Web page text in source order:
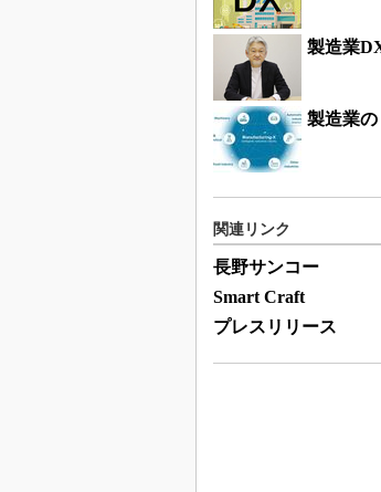
製造業
製造業の
関連リンク
長野サンコー
Smart Craft
プレスリリース